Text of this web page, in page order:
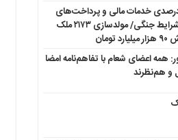
۱۰۰ درصدی خدمات مالی و پرداخت‌های
عمومی در شرایط جنگی/ مولدسازی ۲۱۷۳ ملک
همه اعضای شعام با تفاهم‌نامه امضا
هم‌نظرند